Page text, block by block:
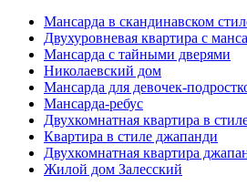
Мансарда в скандинавском
Двухуровневая квартира с
Мансарда с тайными дверями
Николаевский дом
Мансарда для девочек-
Мансарда-ребус
Двухкомнатная квартира в
Квартира в стиле джапанди
Двухкомнатная квартира
Жилой дом Залесский